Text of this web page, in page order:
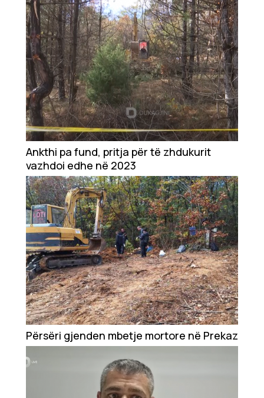
Ankthi pa fund, pritja për të zhdukurit
vazhdoi edhe në 2023
Përsëri gjenden mbetje mortore në Prekaz